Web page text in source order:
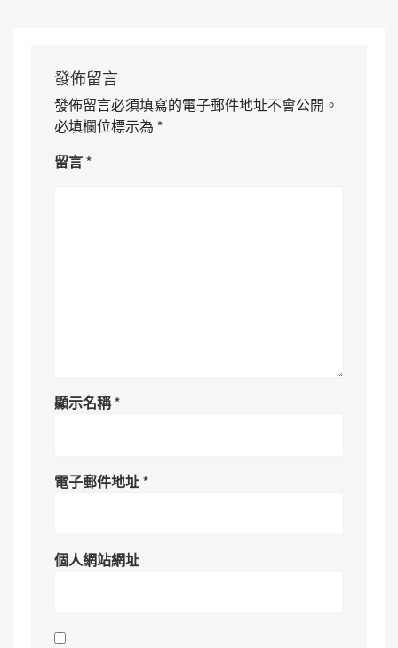
發佈留言
發佈留言必須填寫的電子郵件地址不會公開。
必填欄位標示為 *
留言*
顯示名稱*
電子郵件地址*
個人網站網址